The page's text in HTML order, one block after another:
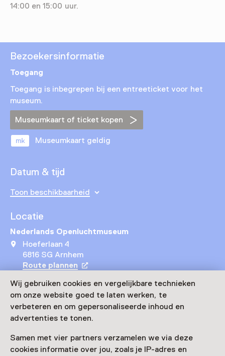
Wij gebruiken cookies en vergelijkbare technieken
om onze website goed te laten werken, te
verbeteren en om gepersonaliseerde inhoud en
advertenties te tonen.
Samen met vier partners verzamelen we via deze
cookies informatie over jou, zoals je IP-adres en
14:00 en 15:00 uur.
Bezoekersinformatie
Toegang
Toegang is inbegrepen bij een entreeticket voor het
museum.
Museumkaart of ticket kopen
Museumkaart geldig
Datum & tijd
Toon beschikbaarheid
Locatie
Nederlands Openluchtmuseum
Hoeferlaan 4
6816 SG Arnhem
Route plannen Opent in een nieuw tabblad
026 - 35 76 111
Vandaag open van 10:00 tot 17:00 uur
Meer openingstijden